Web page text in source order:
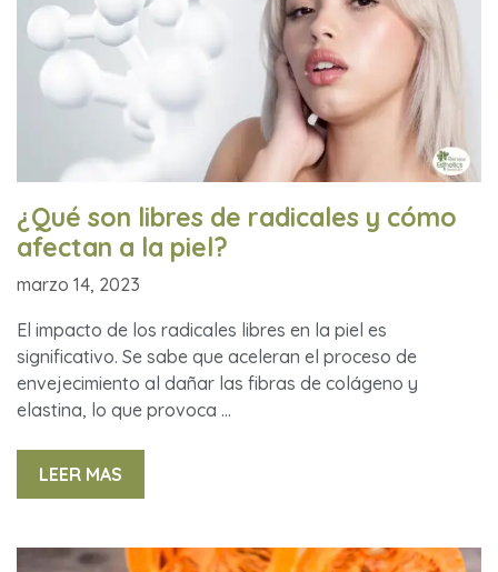
¿Qué son libres de radicales y cómo
afectan a la piel?
marzo 14, 2023
El impacto de los radicales libres en la piel es
significativo. Se sabe que aceleran el proceso de
envejecimiento al dañar las fibras de colágeno y
elastina, lo que provoca …
LEER MAS